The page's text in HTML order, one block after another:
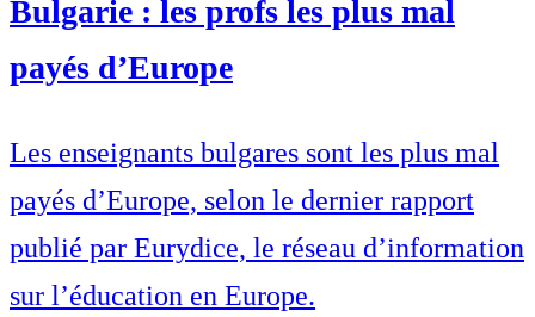
Bulgarie : les profs les plus mal
payés d’Europe
Les enseignants bulgares sont les plus mal
payés d’Europe, selon le dernier rapport
publié par Eurydice, le réseau d’information
sur l’éducation en Europe.